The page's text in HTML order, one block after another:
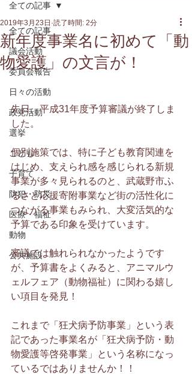
全ての記事
議会活動
委員会報告
日々の活動
政党活動
選挙
こども
子育て
防犯・防災
医療・福祉
動物
公共施設
全ての記事
新年度事業名に初めて「動
物愛護」の文言が！
2019年3月23日 読了時間: 2分
先日、平成31年度予算審議が終了しま
した。
個別施策では、特に子ども教育関連を
はじめ、支えられ感を感じられる新規
事業が多々見られるのと、武蔵野市ふ
るさと応援寄附事業など街の活性化に
つながる事業もみられ、大変活気的な
予算である印象を受けています。
審議では触れられなかったようです
が、予算書をよくみると、アニマルウ
ェルフェア（動物福祉）に関わる嬉し
い項目を発見！
これまで「狂犬病予防事業」という表
記であった事業名が「狂犬病予防・動
物愛護等啓発事業」という名称になっ
ているではありませんか！！